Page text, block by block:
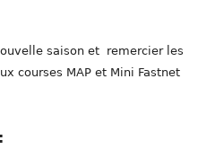
saison et remercier les
courses MAP et Mini Fastnet